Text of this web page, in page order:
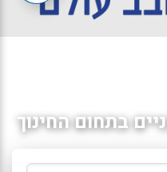
בתחום החינוך